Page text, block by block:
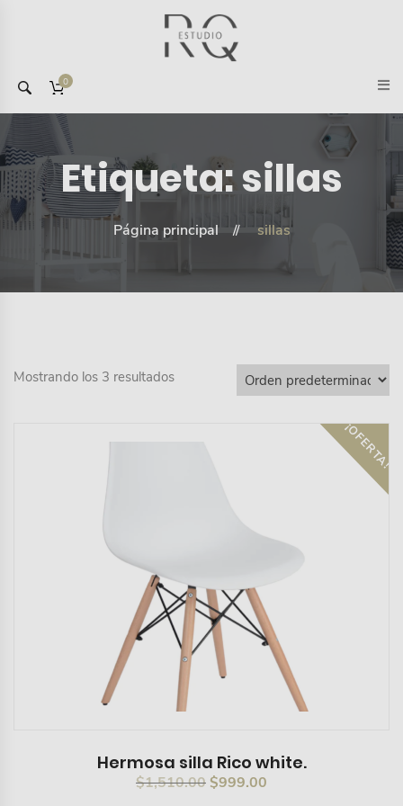
0
Etiqueta:sillas
Página principal sillas
Mostrando los 3 resultados
¡OFERTA!
Hermosa silla Rico white.
$1,510.00 El
$999.00